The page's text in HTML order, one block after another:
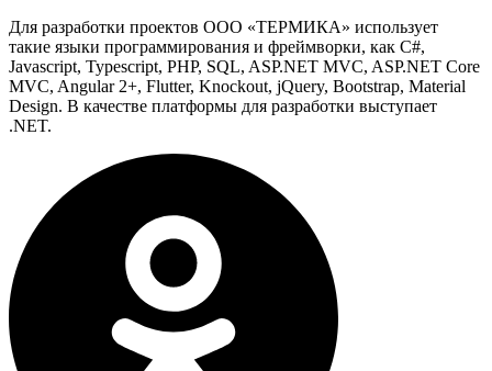
Для разработки проектов ООО «ТЕРМИКА» использует
такие языки программирования и фреймворки, как C#,
Javascript, Typescript, PHP, SQL, ASP.NET MVC, ASP.NET Core
MVC, Angular 2+, Flutter, Knockout, jQuery, Bootstrap, Material
Design. В качестве платформы для разработки выступает
.NET.